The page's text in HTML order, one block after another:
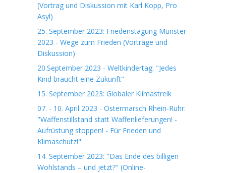
(Vortrag und Diskussion mit Karl Kopp, Pro
Asyl)
25. September 2023: Friedenstagung Münster
2023 - Wege zum Frieden (Vorträge und
Diskussion)
20.September 2023 - Weltkindertag: "Jedes
Kind braucht eine Zukunft"
15. September 2023: Globaler Klimastreik
07. - 10. April 2023 - Ostermarsch Rhein-Ruhr:
"Waffenstillstand statt Waffenlieferungen! -
Aufrüstung stoppen! - Für Frieden und
Klimaschutz!"
14. September 2023: "Das Ende des billigen
Wohlstands – und jetzt?" (Online-